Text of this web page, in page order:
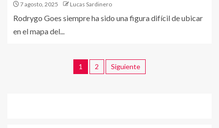
7 agosto, 2025 Lucas Sardinero
Rodrygo Goes siempre ha sido una figura difícil de ubicar
en el mapa del...
1 2 Siguiente